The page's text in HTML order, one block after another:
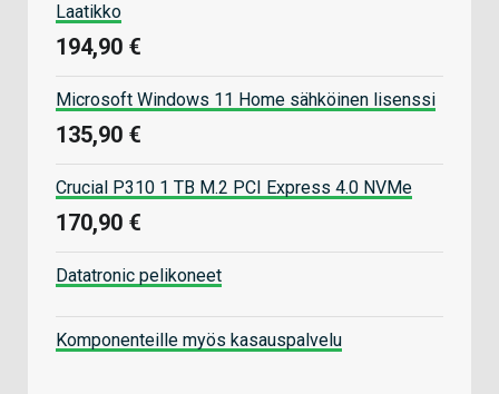
Laatikko
194,90 €
Microsoft Windows 11 Home sähköinen lisenssi
135,90 €
Crucial P310 1 TB M.2 PCI Express 4.0 NVMe
170,90 €
Datatronic pelikoneet
Komponenteille myös kasauspalvelu